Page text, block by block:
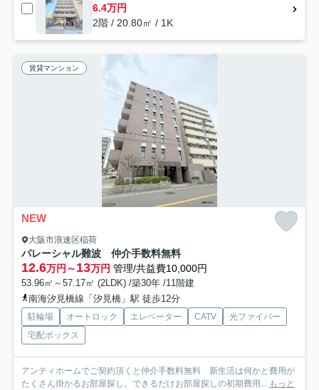
6.4万円
2階 / 20.80㎡ / 1K
賃貸マンション
NEW
大阪市浪速区稲荷
パレーシャル難波 仲介手数料無料
12.6万円～13万円 管理/共益費10,000円
53.96㎡～57.17㎡ (2LDK) /築30年 /11階建
南海汐見橋線「汐見橋」駅 徒歩12分
駐輪場 オートロック エレベーター CATV
光ファイバー
宅配ボックス
アンティホームでご契約頂くと仲介手数料無料 新生活は何かと費用が
たくさん掛かるお部屋探し。できるだけお部屋探しの初期費用... もっと